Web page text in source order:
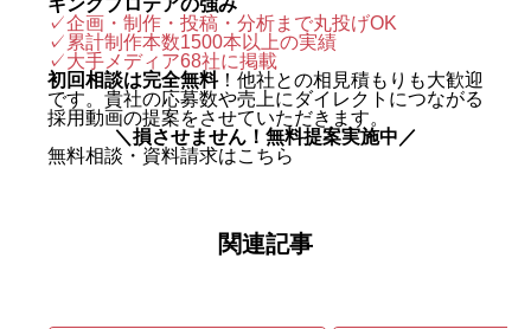
ィングを実戦の現場で体得した。
2024年に株式会社キングプロテア
を創業。 実績は数字で裏づけられ
ている。SNS運用代行事業では、
自社アカウントを「札幌 SNS運用
gleニュースをはじめ大手メディア
キングプロテアの強み
✓企画・制作・投稿・分析まで丸投げOK
✓累計制作本数1500本以上の実績
✓大手メディア68社に掲載
初回相談は完全無料！他社との相見積もりも大歓迎
です。貴社の応募数や売上にダイレクトにつながる
採用動画の提案をさせていただきます。
＼損させません！無料提案実施中／
無料相談・資料請求はこちら
関連記事